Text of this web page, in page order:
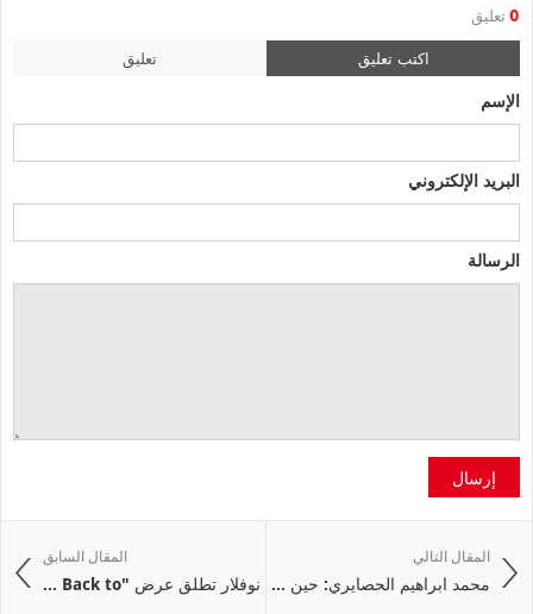
0 تعليق
اكتب تعليق تعليق
الإسم
البريد الإلكتروني
الرسالة
إرسال
المقال السابق
نوفلار تطلق عرض "Back to ...
المقال التالي
محمد ابراهيم الحصايري: حين ...